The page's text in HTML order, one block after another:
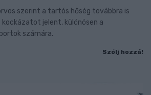
szerint a tartós hőség továbbra is
kockázatot jelent, különösen a
számára.
Szólj hozzá!